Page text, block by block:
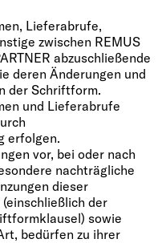
Lieferabrufe,
zwischen REMUS
abzuschließende
deren Änderungen und
der Schriftform.
und Lieferabrufe
erfolgen.
vor, bei oder nach
nachträgliche
dieser
der
sowie
bedürfen zu ihrer